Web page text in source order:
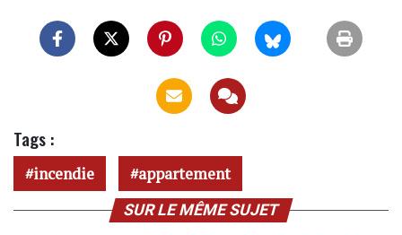
Tags :
incendie appartement
SUR LE MÊME SUJET